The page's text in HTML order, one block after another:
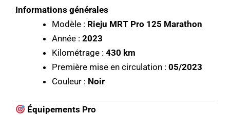
Informations générales
Modèle : Rieju MRT Pro 125 Marathon
Année : 2023
Kilométrage : 430 km
Première mise en circulation : 05/2023
Couleur : Noir
Équipements Pro